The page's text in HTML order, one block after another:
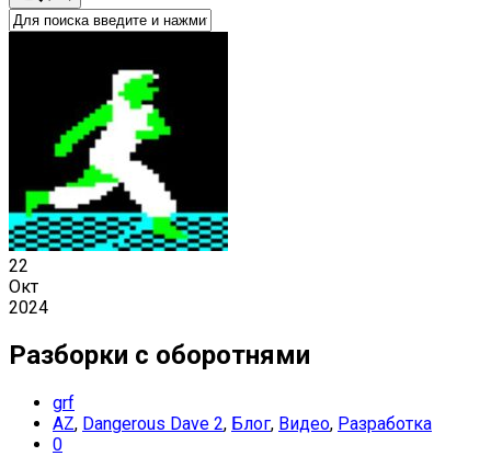
22
Окт
2024
Разборки с оборотнями
grf
AZ, Dangerous Dave 2, Блог, Видео, Разработка
0